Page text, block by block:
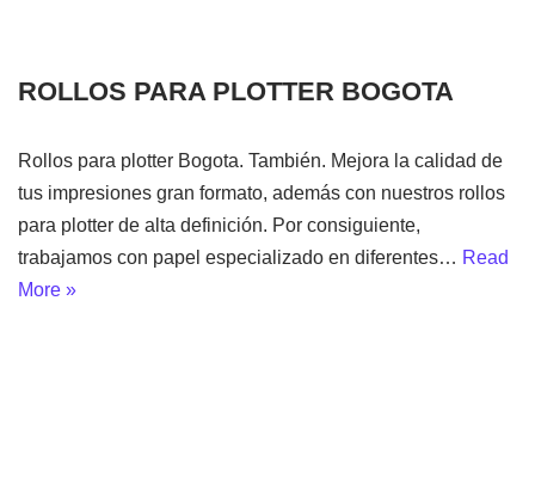
ROLLOS PARA PLOTTER BOGOTA
Rollos para plotter Bogota. También. Mejora la calidad de
tus impresiones gran formato, además con nuestros rollos
para plotter de alta definición. Por consiguiente,
trabajamos con papel especializado en diferentes… Read
More »